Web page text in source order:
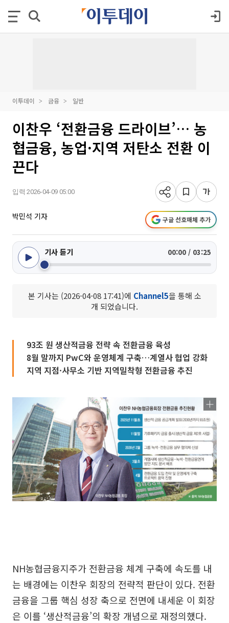
이투데이 금융 일반
이찬우 ‘전환금융 드라이브’… 농
협금융, 농업·지역 저탄소 전환 이
끈다
입력 2026-04-09 05:00
박민석 기자 구글 선호매체 추가
기사 듣기 00:00 / 03:25
본 기사는 (2026-04-08 17:41)에 Channel5을 통해 소
개 되었습니다.
93조 원 생산적금융 전략 속 전환금융 육성
8월 말까지 PwC와 운영체계 구축…계열사 협업 강화
지역 지점·사무소 기반 지역밀착형 전환금융 추진
NH농협금융지주가 전환금융 체계 구축에 속도를 내
는 배경에는 이찬우 회장의 전략적 판단이 있다. 전환
금융을 그룹 핵심 성장 축으로 전면에 내세운 이 회장
은 이를 ‘생산적금융’의 확장 개념으로 재정의했다.